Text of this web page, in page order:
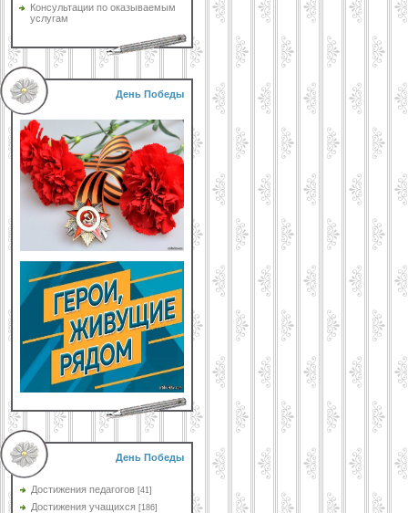
Консультации по оказываемым
услугам
День Победы
День Победы
Достижения педагогов [41]
Достижения учащихся [186]